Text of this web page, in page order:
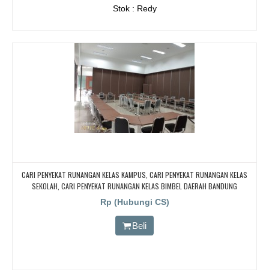
Stok : Redy
CARI PENYEKAT RUNANGAN KELAS KAMPUS, CARI PENYEKAT RUNANGAN KELAS
SEKOLAH, CARI PENYEKAT RUNANGAN KELAS BIMBEL DAERAH BANDUNG
Rp (Hubungi CS)
Beli